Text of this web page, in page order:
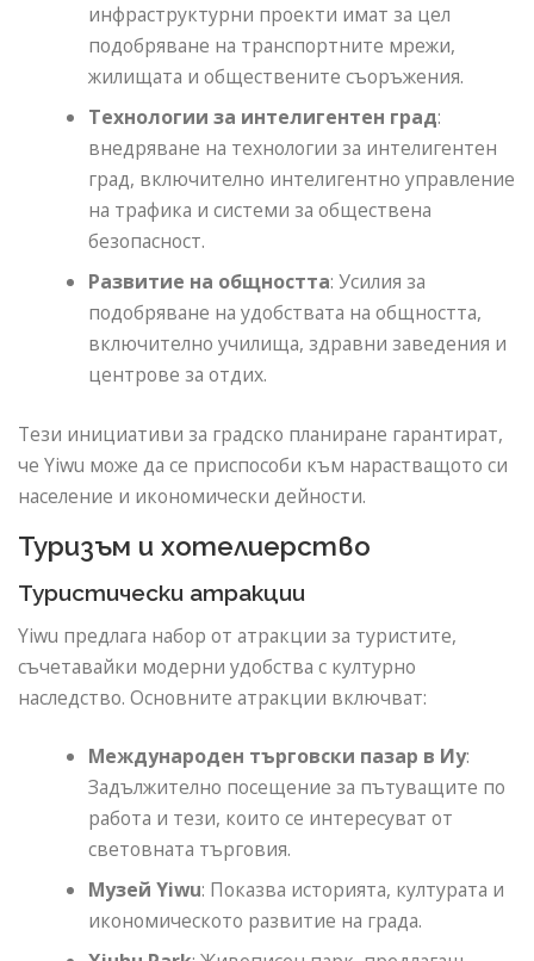
инфраструктурни проекти имат за цел
подобряване на транспортните мрежи,
жилищата и обществените съоръжения.
Технологии за интелигентен град:
внедряване на технологии за интелигентен
град, включително интелигентно управление
на трафика и системи за обществена
безопасност.
Развитие на общността: Усилия за
подобряване на удобствата на общността,
включително училища, здравни заведения и
центрове за отдих.
Тези инициативи за градско планиране гарантират,
че Yiwu може да се приспособи към нарастващото си
население и икономически дейности.
Туризъм и хотелиерство
Туристически атракции
Yiwu предлага набор от атракции за туристите,
съчетавайки модерни удобства с културно
наследство. Основните атракции включват:
Международен търговски пазар в Иу:
Задължително посещение за пътуващите по
работа и тези, които се интересуват от
световната търговия.
Музей Yiwu: Показва историята, културата и
икономическото развитие на града.